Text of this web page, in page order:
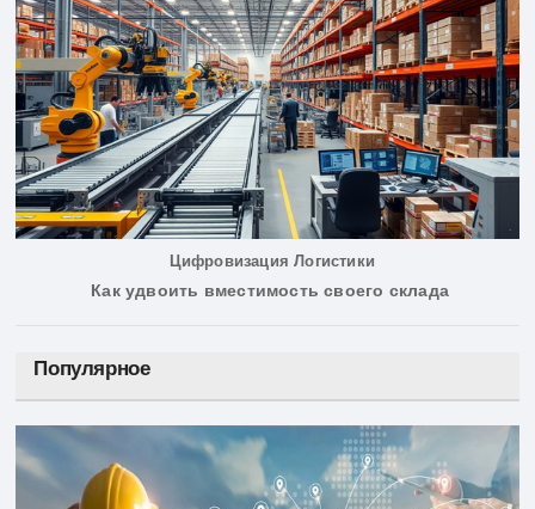
Цифровизация Логистики
Как удвоить вместимость своего склада
Популярное